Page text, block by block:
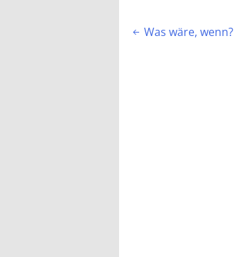
Beitragsnavigation
 Was wäre, wenn?